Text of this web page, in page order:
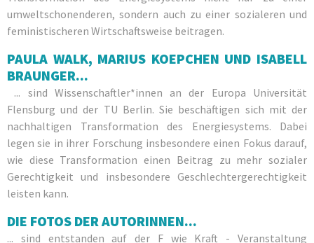
umweltschonenderen, sondern auch zu einer sozialeren und
feministischeren Wirtschaftsweise beitragen.
PAULA WALK, MARIUS KOEPCHEN UND ISABELL
BRAUNGER...
... sind Wissenschaftler*innen an der Europa Universität
Flensburg und der TU Berlin. Sie beschäftigen sich mit der
nachhaltigen Transformation des Energiesystems. Dabei
legen sie in ihrer Forschung insbesondere einen Fokus darauf,
wie diese Transformation einen Beitrag zu mehr sozialer
Gerechtigkeit und insbesondere Geschlechtergerechtigkeit
leisten kann.
DIE FOTOS DER AUTORINNEN...
... sind entstanden auf der F wie Kraft - Veranstaltung